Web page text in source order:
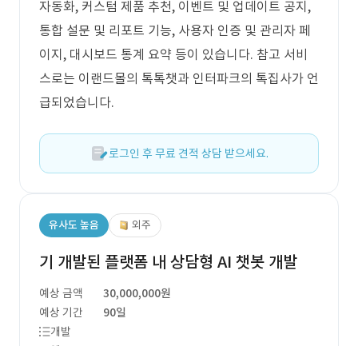
자동화, 커스텀 제품 추천, 이벤트 및 업데이트 공지,
통합 설문 및 리포트 기능, 사용자 인증 및 관리자 페
이지, 대시보드 통계 요약 등이 있습니다. 참고 서비
스로는 이랜드몰의 톡톡챗과 인터파크의 톡집사가 언
급되었습니다.
로그인 후 무료 견적 상담 받으세요.
유사도 높음 외주
기 개발된 플랫폼 내 상담형 AI 챗봇 개발
예상 금액
30,000,000원
예상 기간
90일
개발